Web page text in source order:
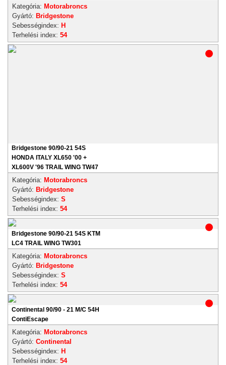
Kategória: Motorabroncs
Gyártó: Bridgestone
Sebességindex: H
Terhelési index: 54
Bridgestone 90/90-21 54S
HONDA ITALY XL650 '00 +
XL600V '96 TRAIL WING TW47
Kategória: Motorabroncs
Gyártó: Bridgestone
Sebességindex: S
Terhelési index: 54
Bridgestone 90/90-21 54S KTM
LC4 TRAIL WING TW301
Kategória: Motorabroncs
Gyártó: Bridgestone
Sebességindex: S
Terhelési index: 54
Continental 90/90 - 21 M/C 54H
ContiEscape
Kategória: Motorabroncs
Gyártó: Continental
Sebességindex: H
Terhelési index: 54